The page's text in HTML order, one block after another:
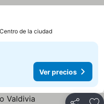
de la ciudad
Ver precios